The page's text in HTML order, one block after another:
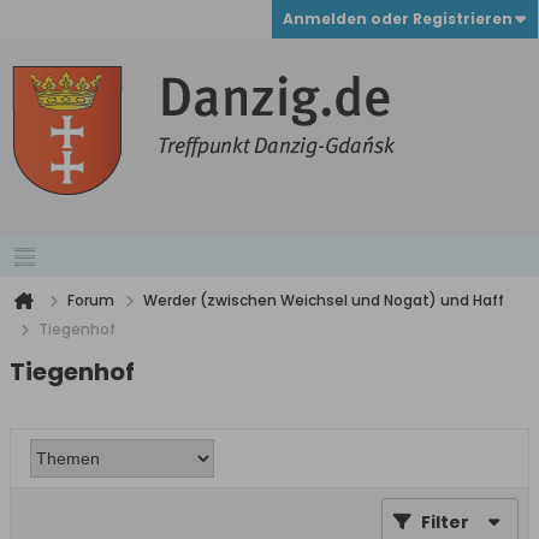
Anmelden oder Registrieren
Forum
Werder (zwischen Weichsel und Nogat) und Haff
Tiegenhof
Tiegenhof
Filter